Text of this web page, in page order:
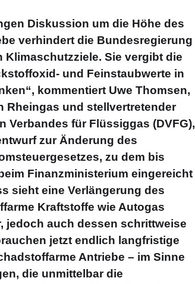
Diskussion um die Höhe des
verhindert die Bundesregierung
Klimaschutzziele. Sie vergibt die
und Feinstaubwerte in
kommentiert Uwe Thomsen,
Rheingas und stellvertretender
Verbandes für Flüssiggas (DVFG),
zur Änderung des
zu dem bis
Finanzministerium eingereicht
sieht eine Verlängerung des
Kraftstoffe wie Autogas
jedoch auch dessen schrittweise
jetzt endlich langfristige
Antriebe – im Sinne
die unmittelbar die